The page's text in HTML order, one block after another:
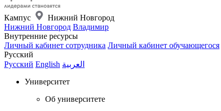
Кампус
Нижний Новгород
Нижний Новгород Владимир
Внутренние ресурсы
Личный кабинет сотрудника Личный кабинет обучающегося
Русский
Русский English العربية
Университет
Об университете